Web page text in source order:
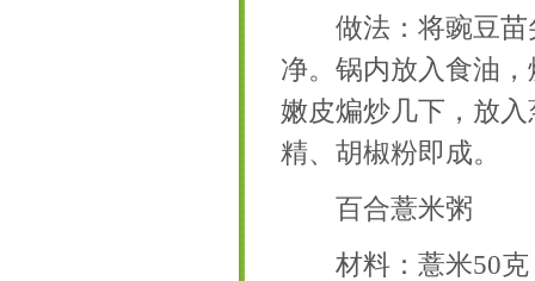
做法：将豌豆苗
净。锅内放入食油
嫩皮煸炒几下，放
精、胡椒粉即成。
百合薏米粥
材料：薏米50克